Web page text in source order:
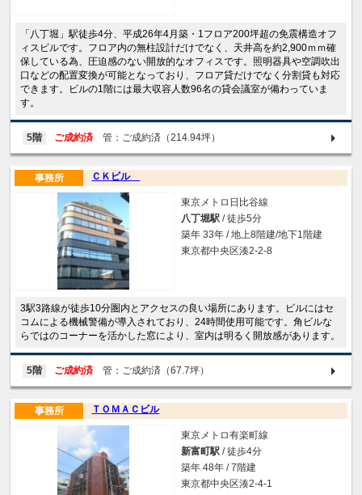
「八丁堀」駅徒歩4分、平成26年4月築・1フロア200坪超の免震構造オフ
ィスビルです。フロア内の無柱設計だけでなく、天井高を約2,900ｍｍ確
保している為、圧迫感のない開放的なオフィスです。照明器具や空調吹出
口などの配置変換が可能となっており、フロア貸だけでなく分割貸も対応
できます。ビルの1階には最大収容人数96名の貸会議室が備わっていま
す。
5階 ご成約済 管：ご成約済（214.94坪）
ＣＫビル
事務所
東京メトロ日比谷線
八丁堀駅 / 徒歩5分
築年 33年 / 地上8階建/地下1階建
東京都中央区湊2-2-8
3駅3路線が徒歩10分圏内とアクセスの良い場所にあります。ビルにはセ
コムによる機械警備が導入されており、24時間使用可能です。角ビルな
らではのコーナーを活かした窓により、室内は明るく開放感があります。
5階 ご成約済 管：ご成約済（67.7坪）
ＴＯＭＡＣビル
事務所
東京メトロ有楽町線
新富町駅 / 徒歩4分
築年 48年 / 7階建
東京都中央区湊2-4-1